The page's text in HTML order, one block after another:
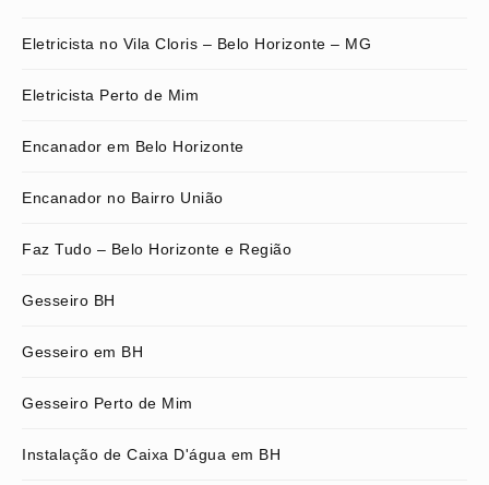
Eletricista no Vila Cloris – Belo Horizonte – MG
Eletricista Perto de Mim
Encanador em Belo Horizonte
Encanador no Bairro União
Faz Tudo – Belo Horizonte e Região
Gesseiro BH
Gesseiro em BH
Gesseiro Perto de Mim
Instalação de Caixa D'água em BH